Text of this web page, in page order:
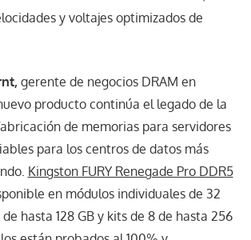
y voltajes optimizados de
gerente de negocios DRAM en
producto continúa el legado de la
de memorias para servidores
para los centros de datos más
Kingston FURY Renegade Pro DDR5
en módulos individuales de 32
hasta 128 GB y kits de 8 de hasta 256